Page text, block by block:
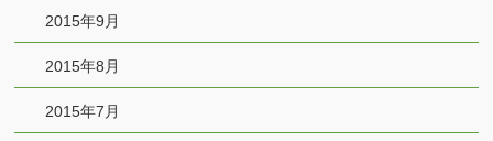
2015年9月
2015年8月
2015年7月